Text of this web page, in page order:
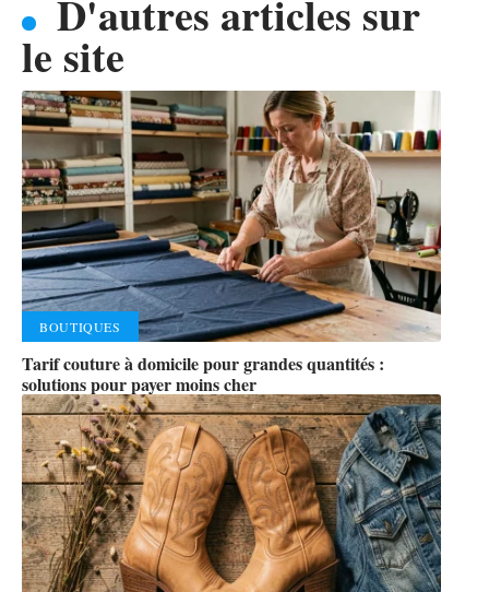
D'autres articles sur
le site
BOUTIQUES
Tarif couture à domicile pour grandes quantités :
solutions pour payer moins cher